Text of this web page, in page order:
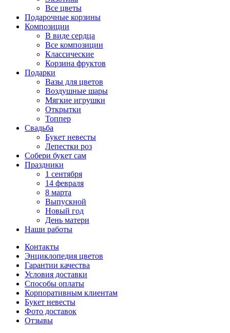
Все цветы
Подарочные корзины
Композиции
В виде сердца
Все композиции
Классические
Корзина фруктов
Подарки
Вазы для цветов
Воздушные шары
Мягкие игрушки
Открытки
Топпер
Свадьба
Букет невесты
Лепестки роз
Собери букет сам
Праздники
1 сентября
14 февраля
8 марта
Выпускной
Новый год
День матери
Наши работы
Контакты
Энциклопедия цветов
Гарантии качества
Условия доставки
Способы оплаты
Корпоративным клиентам
Букет невесты
Фото доставок
Отзывы